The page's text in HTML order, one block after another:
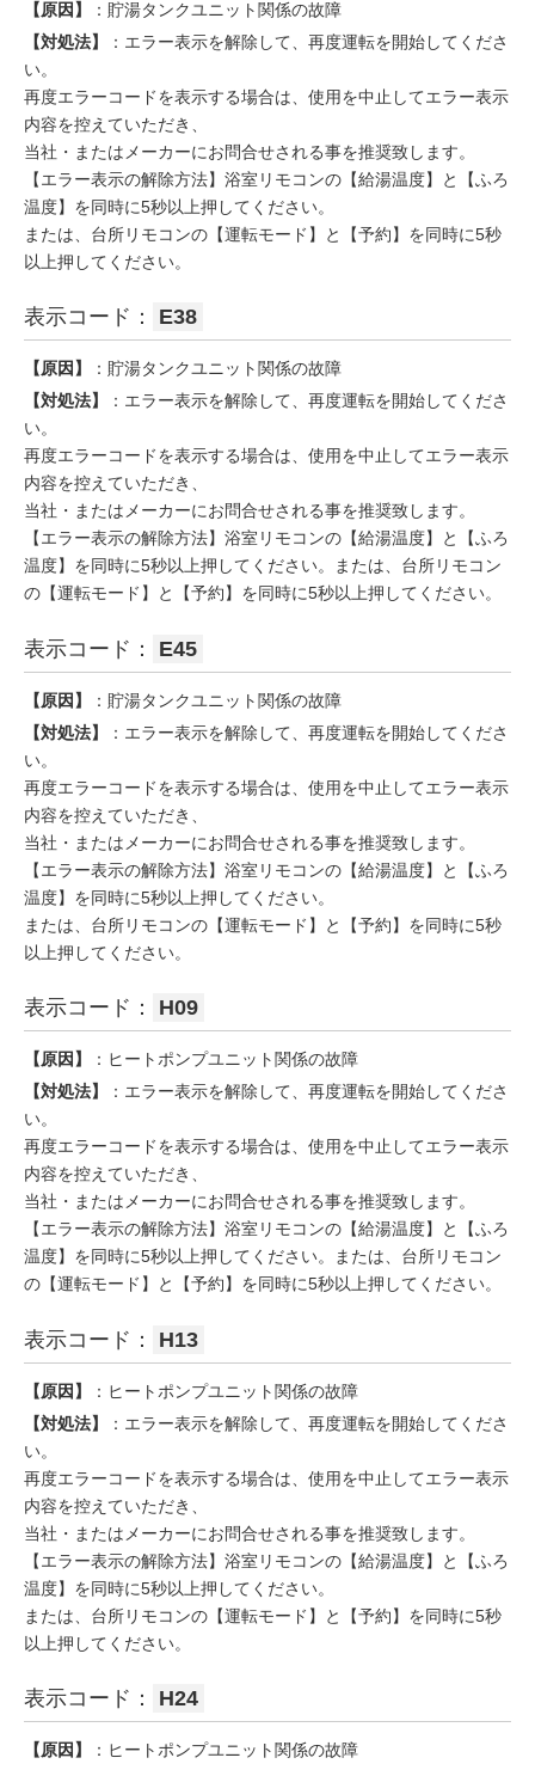
【原因】
：貯湯タンクユニット関係の故障
【対処法】
：エラー表示を解除して、再度運転を開始してくださ
い。
再度エラーコードを表示する場合は、使用を中止してエラー表示
内容を控えていただき、
当社・またはメーカーにお問合せされる事を推奨致します。
【エラー表示の解除方法】浴室リモコンの【給湯温度】と【ふろ
温度】を同時に5秒以上押してください。
または、台所リモコンの【運転モード】と【予約】を同時に5秒
以上押してください。
表示コード： E38
【原因】
：貯湯タンクユニット関係の故障
【対処法】
：エラー表示を解除して、再度運転を開始してくださ
い。
再度エラーコードを表示する場合は、使用を中止してエラー表示
内容を控えていただき、
当社・またはメーカーにお問合せされる事を推奨致します。
【エラー表示の解除方法】浴室リモコンの【給湯温度】と【ふろ
温度】を同時に5秒以上押してください。または、台所リモコン
の【運転モード】と【予約】を同時に5秒以上押してください。
表示コード： E45
【原因】
：貯湯タンクユニット関係の故障
【対処法】
：エラー表示を解除して、再度運転を開始してくださ
い。
再度エラーコードを表示する場合は、使用を中止してエラー表示
内容を控えていただき、
当社・またはメーカーにお問合せされる事を推奨致します。
【エラー表示の解除方法】浴室リモコンの【給湯温度】と【ふろ
温度】を同時に5秒以上押してください。
または、台所リモコンの【運転モード】と【予約】を同時に5秒
以上押してください。
表示コード： H09
【原因】
：ヒートポンプユニット関係の故障
【対処法】
：エラー表示を解除して、再度運転を開始してくださ
い。
再度エラーコードを表示する場合は、使用を中止してエラー表示
内容を控えていただき、
当社・またはメーカーにお問合せされる事を推奨致します。
【エラー表示の解除方法】浴室リモコンの【給湯温度】と【ふろ
温度】を同時に5秒以上押してください。または、台所リモコン
の【運転モード】と【予約】を同時に5秒以上押してください。
表示コード： H13
【原因】
：ヒートポンプユニット関係の故障
【対処法】
：エラー表示を解除して、再度運転を開始してくださ
い。
再度エラーコードを表示する場合は、使用を中止してエラー表示
内容を控えていただき、
当社・またはメーカーにお問合せされる事を推奨致します。
【エラー表示の解除方法】浴室リモコンの【給湯温度】と【ふろ
温度】を同時に5秒以上押してください。
または、台所リモコンの【運転モード】と【予約】を同時に5秒
以上押してください。
表示コード： H24
【原因】
：ヒートポンプユニット関係の故障